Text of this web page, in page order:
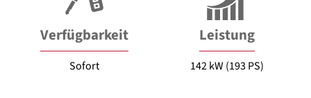
Verfügbarkeit
Sofort
Leistung
142 kW (193 PS)